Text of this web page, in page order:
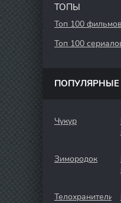
ТОПЫ
Топ 100 фильмов
Топ 100
ПОПУЛЯРНЫЕ
Чукур
Зимородок
Телохранители